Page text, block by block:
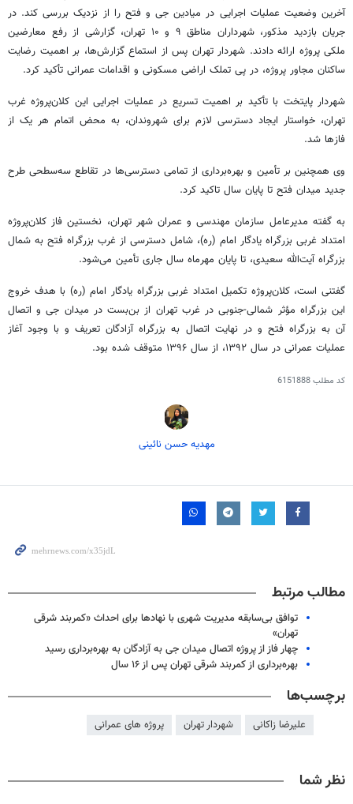
آخرین وضعیت عملیات اجرایی در میادین جی و فتح را از نزدیک بررسی کند. در
جریان بازدید مذکور، شهرداران مناطق ۹ و ۱۰ تهران، گزارشی از رفع معارضین
ملکی پروژه ارائه دادند. شهردار تهران پس از استماع گزارش‌ها، بر اهمیت رضایت
ساکنان مجاور پروژه، در پی تملک اراضی مسکونی و اقدامات عمرانی تأکید کرد.
شهردار پایتخت با تأکید بر اهمیت تسریع در عملیات اجرایی این کلان‌پروژه غرب
تهران، خواستار ایجاد دسترسی لازم برای شهروندان، به محض اتمام هر یک از
فازها شد.
وی همچنین بر تأمین و بهره‌برداری از تمامی دسترسی‌ها در تقاطع سه‌سطحی طرح
جدید میدان فتح تا پایان سال تاکید کرد.
به گفته مدیرعامل سازمان مهندسی و عمران شهر تهران، نخستین فاز کلان‌پروژه
امتداد غربی بزرگراه یادگار امام (ره)، شامل دسترسی از غرب بزرگراه فتح به شمال
بزرگراه آیت‌الله سعیدی، تا پایان مهرماه سال جاری تأمین می‌شود.
گفتنی است، کلان‌پروژه تکمیل امتداد غربی بزرگراه یادگار امام (ره) با هدف خروج
این بزرگراه مؤثر شمالی-جنوبی در غرب تهران از بن‌بست در میدان جی و اتصال
آن به بزرگراه فتح و در نهایت اتصال به بزرگراه آزادگان تعریف و با وجود آغاز
عملیات عمرانی در سال ۱۳۹۲، از سال ۱۳۹۶ متوقف شده بود.
کد مطلب6151888
مهدیه حسن نائینی
مطالب مرتبط
توافق بی‌سابقه مدیریت شهری با نهادها برای احداث «کمربند شرقی
تهران»
چهار فاز از پروژه اتصال میدان جی به آزادگان به بهره‌برداری رسید
بهره‌برداری از کمربند شرقی تهران پس از ۱۶ سال
برچسب‌ها
علیرضا زاکانی شهردار تهران پروژه های عمرانی
نظر شما